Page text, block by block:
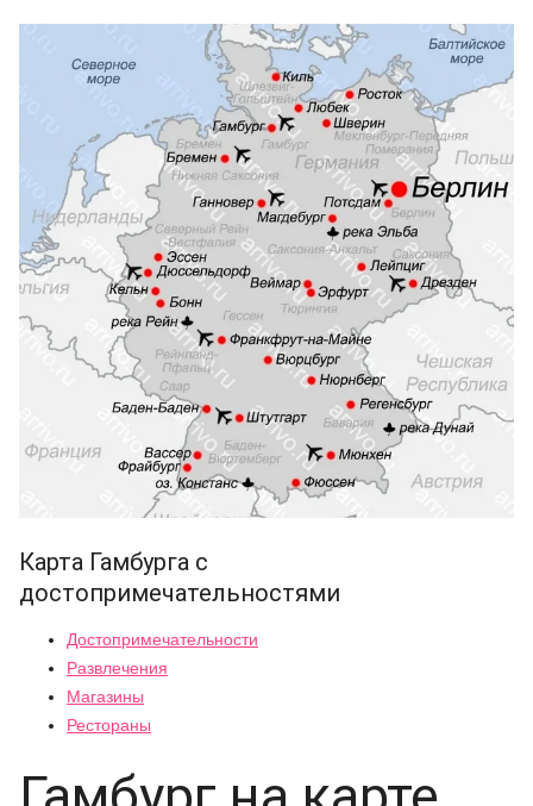
Карта Гамбурга с
достопримечательностями
Достопримечательности
Развлечения
Магазины
Рестораны